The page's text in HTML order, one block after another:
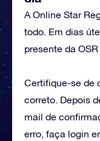
A Online Star
todo. Em dias
presente da
Certifique-se de
correto. Depois
mail de
erro, faça login